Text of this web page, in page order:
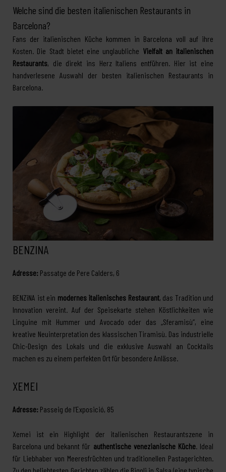
Welche sind die besten italienischen Restaurants in
Barcelona?
Fans der italienischen Küche kommen in Barcelona voll auf ihre
Kosten. Die Stadt bietet eine unglaubliche Vielfalt an italienischen
Restaurants, die direkt ins Herz Italiens entführen. Hier ist eine
handverlesene Auswahl der besten italienischen Restaurants in
Barcelona.
BENZINA
Adresse: Passatge de Pere Calders, 6
BENZiNA ist ein modernes italienisches Restaurant, das Tradition und
Innovation vereint. Auf der Speisekarte stehen Köstlichkeiten wie
Linguine mit Hummer und Avocado oder das „Sferamisù“, eine
kreative Neuinterpretation des klassischen Tiramisù. Das industrielle
Chic-Design des Lokals und die exklusive Auswahl an Cocktails
machen es zu einem perfekten Ort für besondere Anlässe.
XEMEI
Adresse: Passeig de l’Exposició, 85
Xemei ist ein Highlight der italienischen Restaurantszene in
Barcelona und bekannt für authentische venezianische Küche. Ideal
für Liebhaber von Meeresfrüchten und traditionellen Pastagerichten.
Zu den beliebtesten Gerichten zählen die Bigoli in Salsa (eine typische